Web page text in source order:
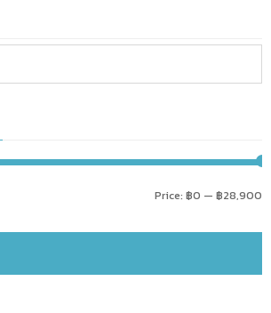
Price: ฿0 — ฿28,900